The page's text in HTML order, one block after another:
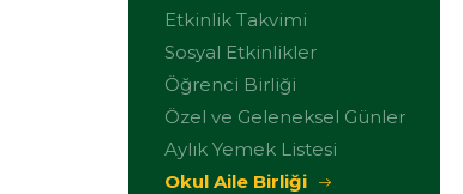
Etkinlik Takvimi
Sosyal Etkinlikler
Öğrenci Birliği
Özel ve Geleneksel Günler
Aylık Yemek Listesi
Okul Aile Birliği